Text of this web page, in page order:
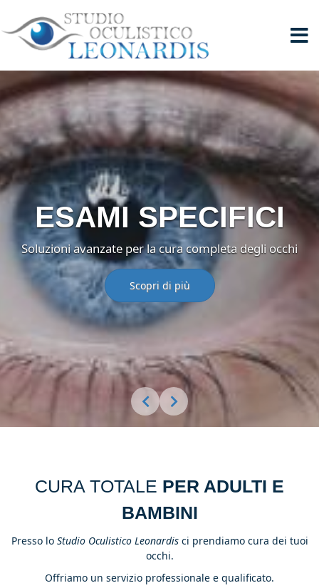
ESAMI SPECIFICI
Soluzioni avanzate per la cura completa degli occhi
Scopri di più
CURA TOTALE PER ADULTI E
BAMBINI
Presso lo Studio Oculistico Leonardisci prendiamo cura dei tuoi
occhi.
Offriamo un servizio professionale e qualificato.